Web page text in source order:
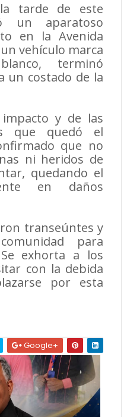
la tarde de este
un aparatoso
en la Avenida
vehículo marca
terminó
un costado de la
y de las
que quedó el
que no
ni heridos de
quedando el
en daños
transeúntes y
para
exhorta a los
con la debida
por esta
Google+